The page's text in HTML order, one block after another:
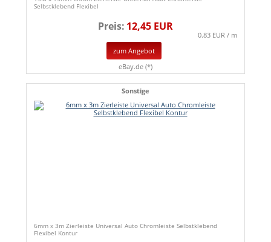
Selbstklebend Flexibel
Preis: 12,45 EUR
0.83 EUR / m
zum Angebot
eBay.de (*)
Sonstige
6mm x 3m Zierleiste Universal Auto Chromleiste Selbstklebend
Flexibel Kontur